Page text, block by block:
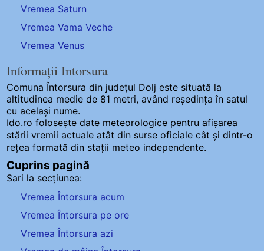
Vremea Saturn
Vremea Vama Veche
Vremea Venus
Informații Intorsura
Comuna Întorsura din județul Dolj este situată la
altitudinea medie de 81 metri, având reședința în satul
cu același nume.
Ido.ro folosește date meteorologice pentru afișarea
stării vremii actuale atât din surse oficiale cât și dintr-o
rețea formată din stații meteo independente.
Cuprins pagină
Sari la secțiunea:
Vremea Întorsura acum
Vremea Întorsura pe ore
Vremea Întorsura azi